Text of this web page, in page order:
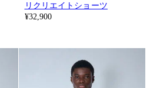
リクリエイトショーツ
¥32,900